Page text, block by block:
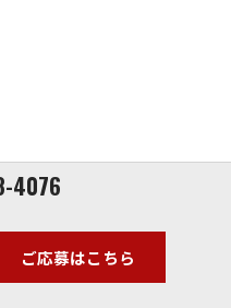
4076
ご応募はこちら